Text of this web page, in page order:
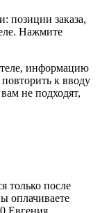
позиции заказа,
Нажмите
информацию
к вводу
не подходят,
только после
оплачиваете
Евгения